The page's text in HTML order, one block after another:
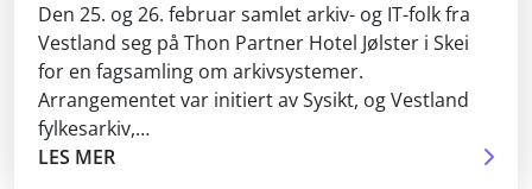
Den 25. og 26. februar samlet arkiv- og IT-folk fra
Vestland seg på Thon Partner Hotel Jølster i Skei
for en fagsamling om arkivsystemer.
Arrangementet var initiert av Sysikt, og Vestland
fylkesarkiv,…
LES MER